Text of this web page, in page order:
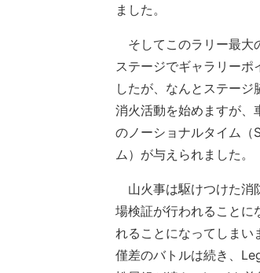
ました。
そしてこのラリー最大
ステージでギャラリー
したが、なんとステー
消火活動を始めますが、
のノーショナルタイム（
ム）が与えられました。
山火事は駆けつけた消
場検証が行われることに
れることになってしまい
僅差のバトルは続き、